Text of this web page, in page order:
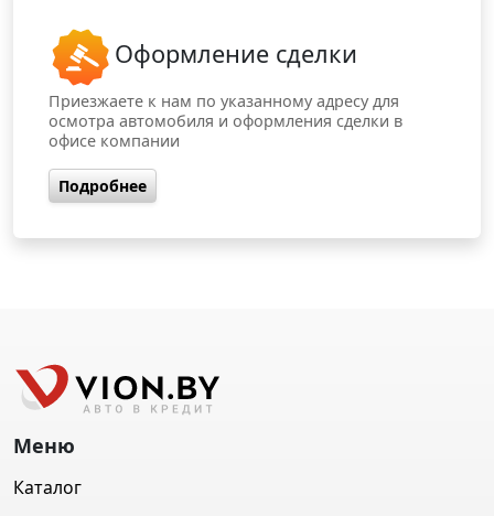
Оформление сделки
Приезжаете к нам по указанному адресу для
осмотра автомобиля и оформления сделки в
офисе компании
Подробнее
Меню
Каталог